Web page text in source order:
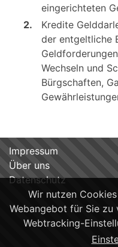
eingerichteten
2.
Kredite
der entgeltliche
Wechseln und
Bürgschaften,
Wir nutzen
Webangebot für Sie zu
Webtracking-
Impressum
Über uns
Datenschutz